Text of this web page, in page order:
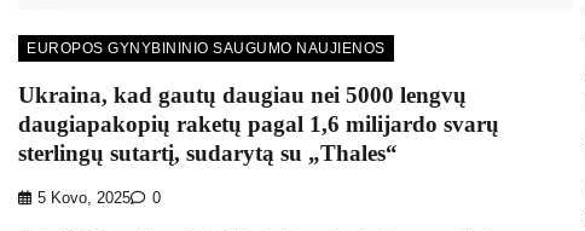
EUROPOS GYNYBININIO SAUGUMO NAUJIENOS
Ukraina, kad gautų daugiau nei 5000 lengvų
daugiapakopių raketų pagal 1,6 milijardo svarų
sterlingų sutartį, sudarytą su „Thales“
5 Kovo, 2025 0